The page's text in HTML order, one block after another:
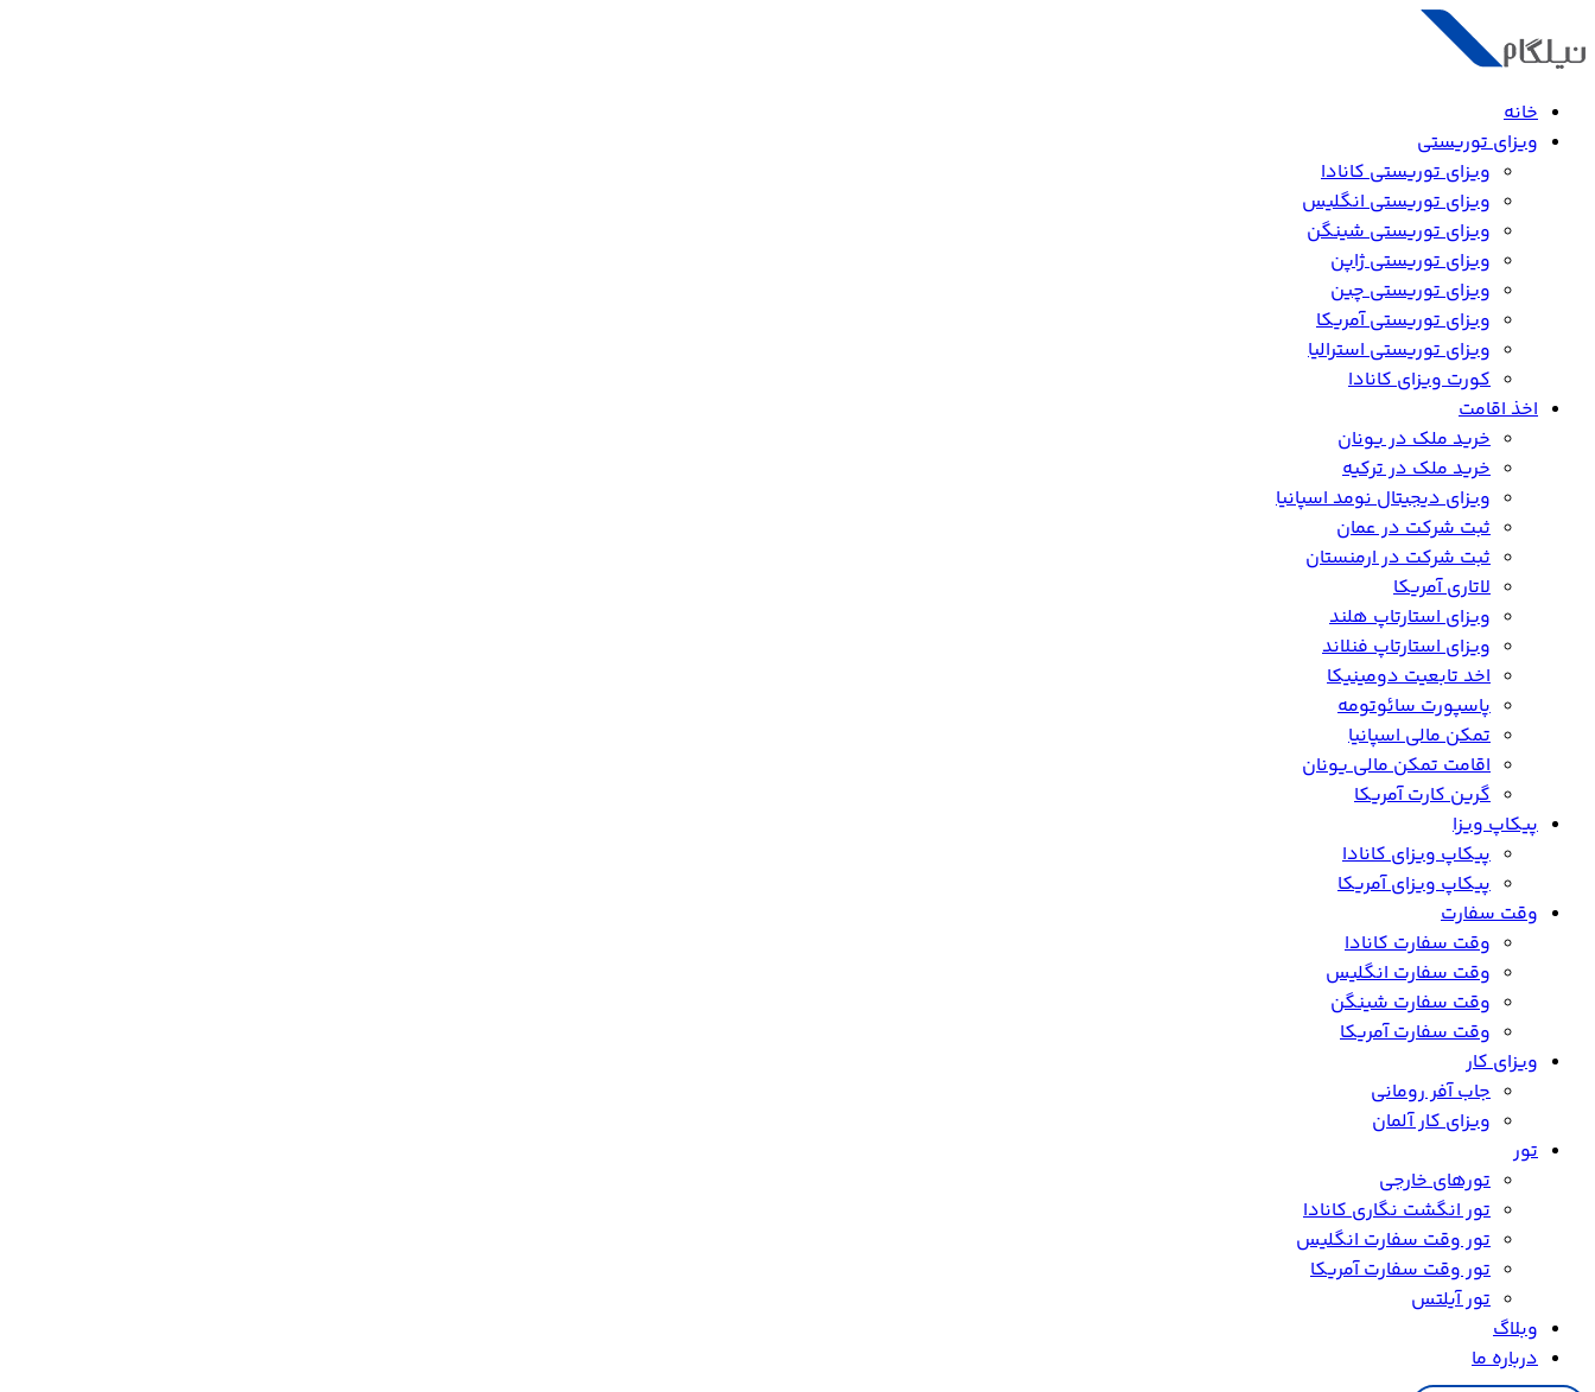
خانه
ویزای توریستی
ویزای توریستی کانادا
ویزای توریستی انگلیس
ویزای توریستی شینگن
ویزای توریستی ژاپن
ویزای توریستی چین
ویزای توریستی آمریکا
ویزای توریستی استرالیا
کورت ویزای کانادا
اخذ اقامت
خرید ملک در یونان
خرید ملک در ترکیه
ویزای دیجیتال نومد اسپانیا
ثبت شرکت در عمان
ثبت شرکت در ارمنستان
لاتاری آمریکا
ویزای استارتاپ هلند
ویزای استارتاپ فنلاند
اخد تابعیت دومینیکا
پاسپورت سائوتومه
تمکن مالی اسپانیا
اقامت تمکن مالی یونان
گرین کارت آمریکا
پیکاپ ویزا
پیکاپ ویزای کانادا
پیکاپ ویزای آمریکا
وقت سفارت
وقت سفارت کانادا
وقت سفارت انگلیس
وقت سفارت شینگن
وقت سفارت آمریکا
ویزای کار
جاب آفر رومانی
ویزای کار آلمان
تور
تورهای خارجی
تور انگشت نگاری کانادا
تور وقت سفارت انگلیس
تور وقت سفارت آمریکا
تور آیلتس
وبلاگ
درباره ما